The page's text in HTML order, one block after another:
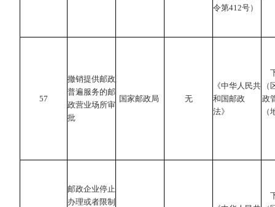
令第412号）
57
撤销提供邮政
普遍服务的邮
政营业场所审
批
国家邮政局 无
《中华人民共
和国邮政
法》
政
邮政企业停止
办理或者限制